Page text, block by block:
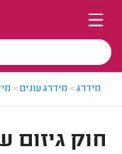
מידרג> מידרג עונים>
חוק גיזום